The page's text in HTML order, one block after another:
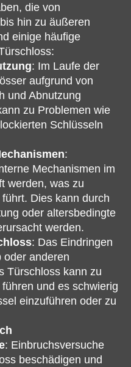
die von
hin zu äußeren
einige häufige
: Im Laufe der
aufgrund von
und Abnutzung
zu Problemen wie
Schlüsseln
:
Mechanismen im
werden, was zu
Dies kann durch
oder altersbedingte
werden.
: Das Eindringen
oder anderen
Türschloss kann zu
und es schwierig
einzuführen oder zu
: Einbruchsversuche
beschädigen und